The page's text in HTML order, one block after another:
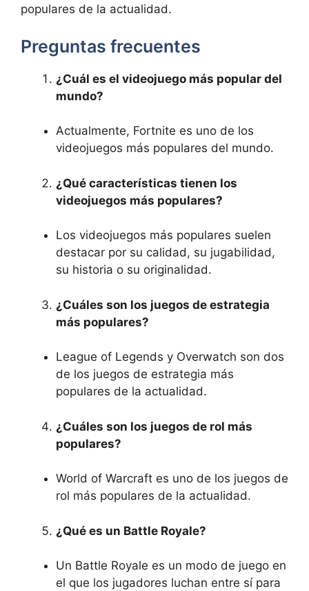
populares de la actualidad.
Preguntas frecuentes
¿Cuál es el videojuego más popular del
mundo?
Actualmente, Fortnite es uno de los
videojuegos más populares del mundo.
¿Qué características tienen los
videojuegos más populares?
Los videojuegos más populares suelen
destacar por su calidad, su jugabilidad,
su historia o su originalidad.
¿Cuáles son los juegos de estrategia
más populares?
League of Legends y Overwatch son dos
de los juegos de estrategia más
populares de la actualidad.
¿Cuáles son los juegos de rol más
populares?
World of Warcraft es uno de los juegos de
rol más populares de la actualidad.
¿Qué es un Battle Royale?
Un Battle Royale es un modo de juego en
el que los jugadores luchan entre sí para